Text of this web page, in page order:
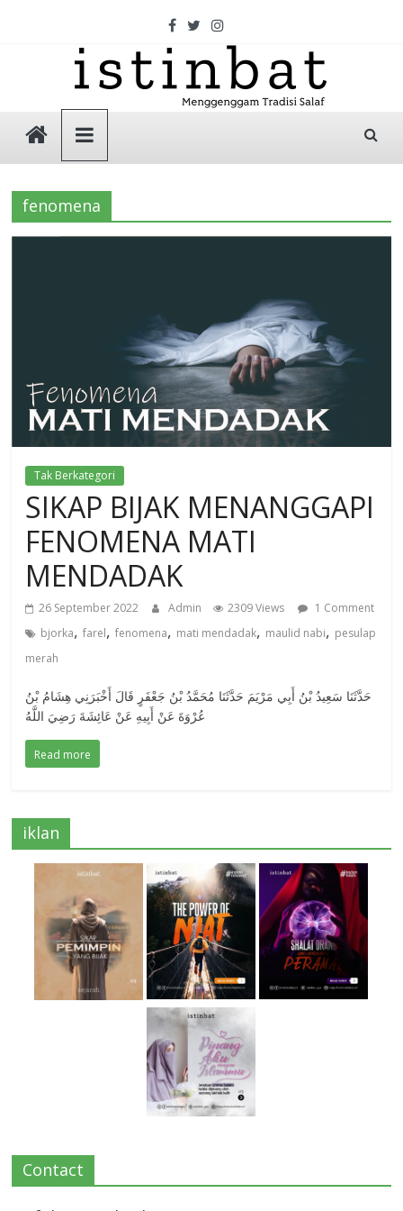
Istinbat
Menggenggam
Tradisi
Salaf
fenomena
Tak Berkategori
SIKAP BIJAK MENANGGAPI
FENOMENA MATI
MENDADAK
26 September 2022 Admin 2309 Views
1 Comment
bjorka,farel,fenomena, mati mendadak, maulid nabi, pesulap
merah
حَدَّثَنَا سَعِيدُ بْنُ أَبِي مَرْيَمَ حَدَّثَنَا مُحَمَّدُ بْنُ جَعْفَرٍ قَالَ أَخْبَرَنِي هِشَامُ بْنُ
عُرْوَةَ عَنْ أَبِيهِ عَنْ عَائِشَةَ رَضِيَ اللَّهُ
Read more
iklan
Contact